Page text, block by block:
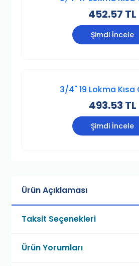
452.57 TL
Şimdi İncele
3/4" 19 Lokma Kısa
493.53 TL
Şimdi İncele
Ürün Açıklaması
Taksit Seçenekleri
Ürün Yorumları